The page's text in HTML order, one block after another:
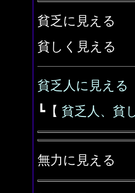
貧乏に見える
貧しく見える
貧乏人に見える
┗【 貧乏人、貧
無力に見える